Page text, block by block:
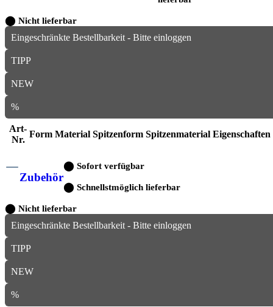
⬤ Nicht lieferbar
Eingeschränkte Bestellbarkeit - Bitte einloggen
TIPP
NEW
%
Art-
Nr.
Form Material Spitzenform Spitzenmaterial Eigenschaften
Zubehör
⬤ Sofort verfügbar
⬤ Schnellstmöglich lieferbar
⬤ Nicht lieferbar
Eingeschränkte Bestellbarkeit - Bitte einloggen
TIPP
NEW
%